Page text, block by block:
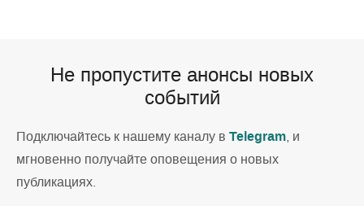
Не пропустите анонсы новых
событий
Подключайтесь к нашему каналу в Telegram, и
мгновенно получайте оповещения о новых
публикациях.